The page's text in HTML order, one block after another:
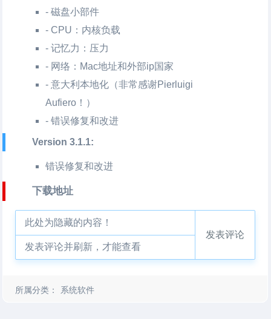
- 磁盘小部件
- CPU：内核负载
- 记忆力：压力
- 网络：Mac地址和外部ip国家
- 意大利本地化（非常感谢Pierluigi
Aufiero！）
- 错误修复和改进
Version 3.1.1:
错误修复和改进
下载地址
此处为隐藏的内容！
发表评论并刷新，才能查看
发表评论
所属分类： 系统软件